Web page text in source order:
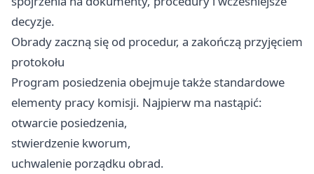
decyzje.
Obrady zaczną się od procedur, a zakończą przyjęciem
protokołu
Program posiedzenia obejmuje także standardowe
elementy pracy komisji. Najpierw ma nastąpić:
otwarcie posiedzenia,
stwierdzenie kworum,
uchwalenie porządku obrad.